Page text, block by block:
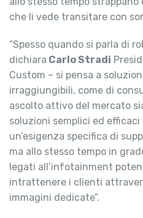
che li vede transitare con
“Spesso quando si parla di
dichiara Carlo Stradi
Custom – si pensa a
irraggiungibili, come di
ascolto attivo del mercato
soluzioni semplici ed efficaci
un’esigenza specifica di
ma allo stesso tempo in
legati all’infotainment
intrattenere i clienti
immagini dedicate”.